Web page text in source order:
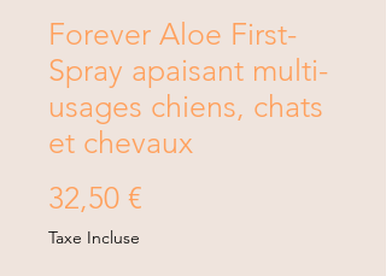
Forever Aloe First-
Spray apaisant multi-
usages chiens, chats
et chevaux
32,50 €
Taxe Incluse